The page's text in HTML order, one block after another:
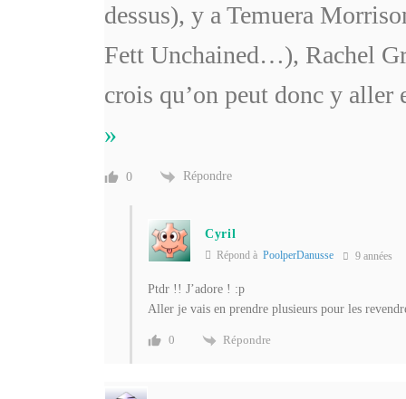
dessus), y a Temuera
Fett Unchained…), Rachel
crois qu’on peut donc y aller
»
0 Répondre
Cyril
Répond à PoolperDanusse 9 années
Ptdr !! J’adore ! :p
Aller je vais en prendre plusieurs pour les
0 Répondre